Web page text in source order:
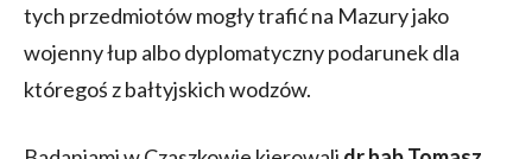
tych przedmiotów mogły trafić na Mazury jako
wojenny łup albo dyplomatyczny podarunek dla
któregoś z bałtyjskich wodzów.